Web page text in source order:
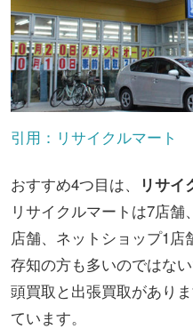
引用：リサイクルマート
おすすめ4つ目は、 リサイ
リサイクルマートは7店
店舗、ネットショップ1
存知の方も多いのではな
頭買取と出張買取があり
ています。